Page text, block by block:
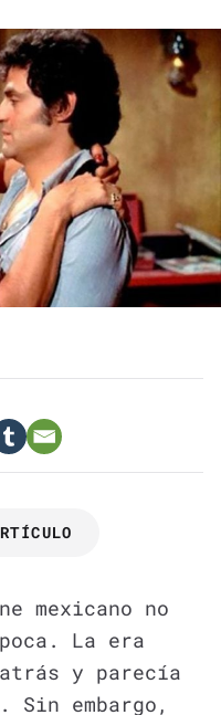
mexicano no
La era
atrás y parecía
Sin embargo,